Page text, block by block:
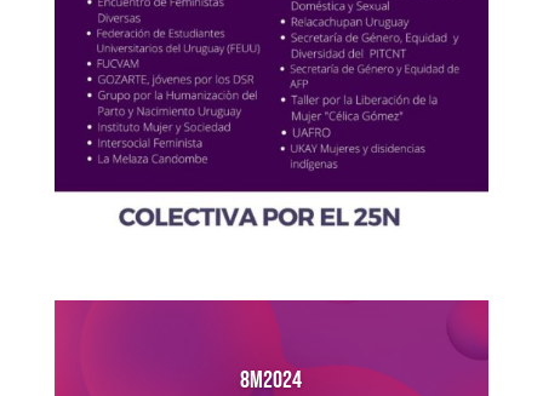
8M2024